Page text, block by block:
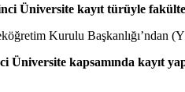
Üniversite kayıt türüyle
Kurulu Başkanlığı’ndan
kapsamında kayıt